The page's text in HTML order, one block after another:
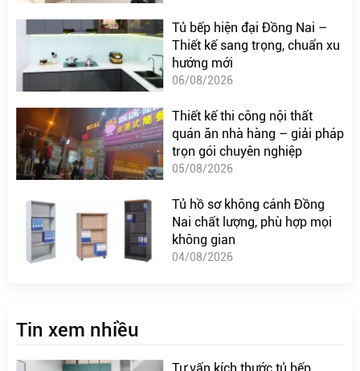
Tủ bếp hiện đại Đồng Nai –
Thiết kế sang trọng, chuẩn xu
hướng mới
06/08/2026
Thiết kế thi công nội thất
quán ăn nhà hàng – giải pháp
trọn gói chuyên nghiệp
05/08/2026
Tủ hồ sơ không cánh Đồng
Nai chất lượng, phù hợp mọi
không gian
04/08/2026
Tin xem nhiều